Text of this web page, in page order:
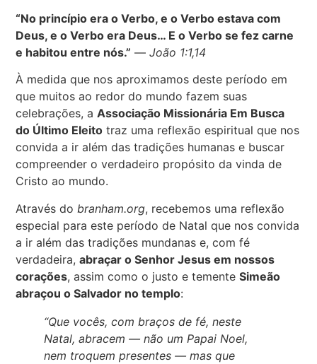
“No princípio era o Verbo, e o Verbo estava com
Deus, e o Verbo era Deus… E o Verbo se fez carne
e habitou entre nós.” —João 1:1,14
À medida que nos aproximamos deste período em
que muitos ao redor do mundo fazem suas
celebrações, aAssociação Missionária Em Busca
do Último Eleito traz uma reflexão espiritual que nos
convida a ir além das tradições humanas e buscar
compreender o verdadeiro propósito da vinda de
Cristo ao mundo.
Através do branham.org, recebemos uma reflexão
especial para este período de Natal que nos convida
a ir além das tradições mundanas e, com fé
verdadeira,abraçar o Senhor Jesus em nossos
corações, assim como o justo e tementeSimeão
abraçou o Salvador no templo:
“Que vocês, com braços de fé, neste
Natal, abracem — não um Papai Noel,
nem troquem presentes — mas que